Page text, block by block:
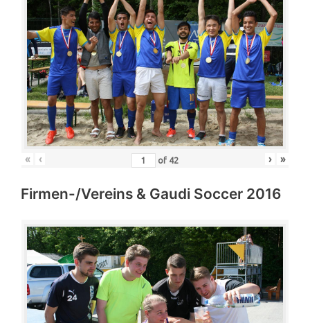
« ‹ of 42 › »
Firmen-/Vereins & Gaudi Soccer 2016